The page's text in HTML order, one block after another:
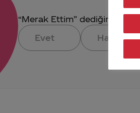
“Merak Ettim” dediğin
Evet
Hayır